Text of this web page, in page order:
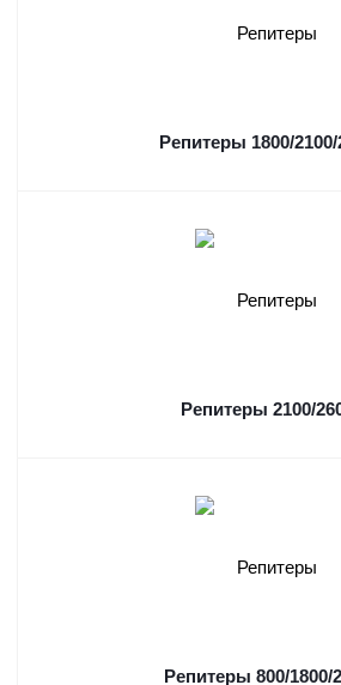
Репитеры 1800/2100/
Репитеры 2100/
Репитеры 800/1800/